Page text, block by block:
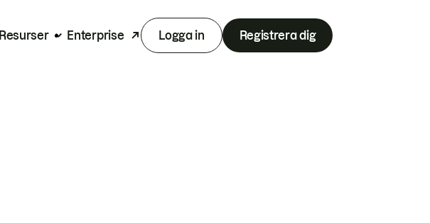
Resurser Enterprise Logga in Registrera dig